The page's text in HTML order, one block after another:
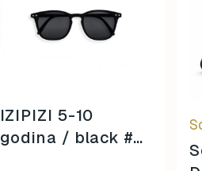
IZIPIZI 5-10
godina / black #e